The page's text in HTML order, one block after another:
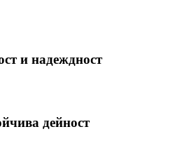
и надеждност
дейност